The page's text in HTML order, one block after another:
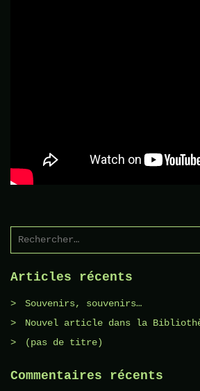
Rechercher :
Articles récents
Souvenirs, souvenirs…
Nouvel article dans la
(pas de titre)
Commentaires récents